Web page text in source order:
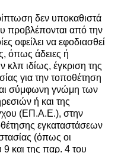
δεν υποκαθιστά
προβλέπονται από την
οφείλει να εφοδιασθεί
όπως άδειες ή
κλπ ιδίως, έγκριση της
για την τοποθέτηση
σύμφωνη γνώμη των
ή και της
(ΕΠ.Α.Ε.), στην
εγκαταστάσεων
(όπως οι
και της παρ. 4 του